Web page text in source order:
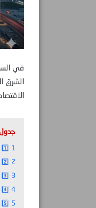
في
الشرق
1 1️⃣ دبي: من الملاذ الآمن إلى هدف معرض للصدمات
2 2️⃣ الهجمات المباشرة على المفاصل الحيوية
3 3️⃣ الاعتماد على النقل اللوجستي وليس الصناعة
4 4️⃣ الاعتماد على الاستيراد: تهديد إضافي
5 5️⃣ انسحاب الشركات العالمية وتعليق العمليات